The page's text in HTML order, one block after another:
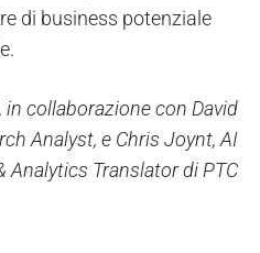
di business potenziale
in collaborazione con David
Analyst, e Chris Joynt, AI
Analytics Translator di PTC